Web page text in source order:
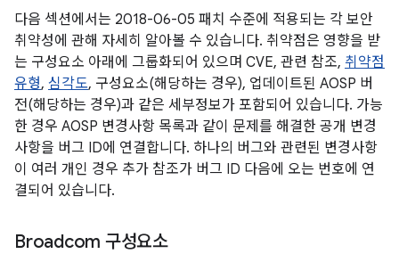
다음 섹션에서는 2018-06-05 패치 수준에 적용되는 각 보안
취약성에 관해 자세히 알아볼 수 있습니다. 취약점은 영향을 받
는 구성요소 아래에 그룹화되어 있으며 CVE, 관련 참조, 취약점
유형, 심각도, 구성요소(해당하는 경우), 업데이트된 AOSP 버
전(해당하는 경우)과 같은 세부정보가 포함되어 있습니다. 가능
한 경우 AOSP 변경사항 목록과 같이 문제를 해결한 공개 변경
사항을 버그 ID에 연결합니다. 하나의 버그와 관련된 변경사항
이 여러 개인 경우 추가 참조가 버그 ID 다음에 오는 번호에 연
결되어 있습니다.
Broadcom 구성요소